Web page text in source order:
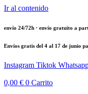
Ir al contenido
envío 24/72h · envío gratuito a
Envíos gratis del 4 al 17 de junio
Instagram Tiktok
0,00 € 0 Carrito